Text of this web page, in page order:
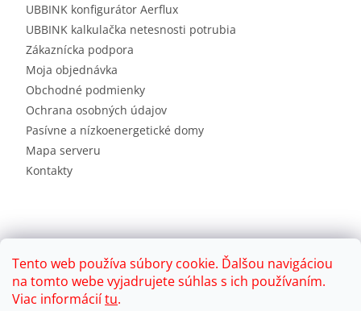
Tento web používa súbory cookie. Ďalšou navigáciou
na tomto webe vyjadrujete súhlas s ich používaním.
Viac informáciítu.
UBBINK konfigurátor Aerflux
UBBINK kalkulačka netesnosti potrubia
Zákaznícka podpora
Moja objednávka
Obchodné podmienky
Ochrana osobných údajov
Pasívne a nízkoenergetické domy
Mapa serveru
Kontakty